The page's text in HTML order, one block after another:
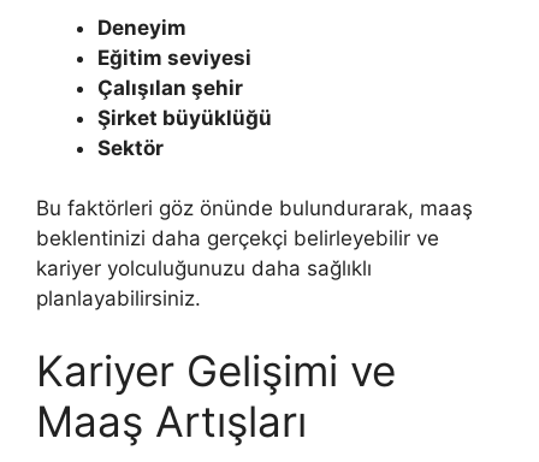
Deneyim
Eğitim seviyesi
Çalışılan şehir
Şirket büyüklüğü
Sektör
Bu faktörleri göz önünde bulundurarak, maaş
beklentinizi daha gerçekçi belirleyebilir ve
kariyer yolculuğunuzu daha sağlıklı
planlayabilirsiniz.
Kariyer Gelişimi ve
Maaş Artışları